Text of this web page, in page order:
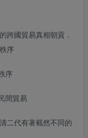
跨國貿易真相朝貢．
序
序
間貿易
二代有著截然不同的